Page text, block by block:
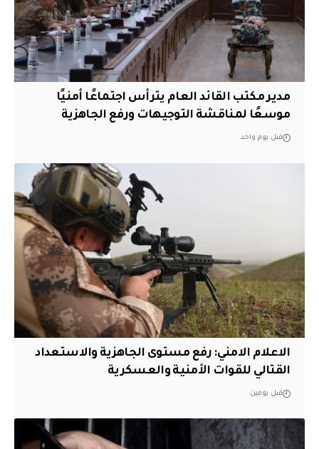
مدير مكتب القائد العام يترأس اجتماعًا أمنيًا
موسعًا لمناقشة التوجيهات ورفع الجاهزية
قبل يوم واحد
الاعلام الامني: رفع مستوى الجاهزية والاستعداد
القتالي للقوات الأمنية والعسكرية
قبل يومين